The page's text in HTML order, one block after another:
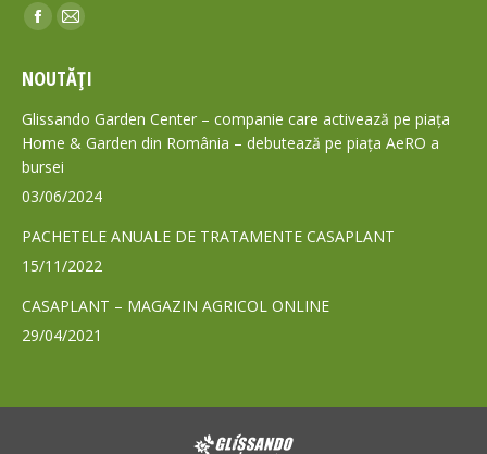
Find us on:
Facebook
opens
in
new
window
Mail
opens
in
new
NOUTĂȚI
Glissando Garden Center – companie care activează pe piața
Home & Garden din România – debutează pe piața AeRO a
bursei
03/06/2024
PACHETELE ANUALE DE TRATAMENTE CASAPLANT
15/11/2022
CASAPLANT – MAGAZIN AGRICOL ONLINE
29/04/2021